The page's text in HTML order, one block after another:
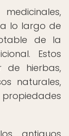
lo largo de
de la
Estos
de hierbas,
naturales,